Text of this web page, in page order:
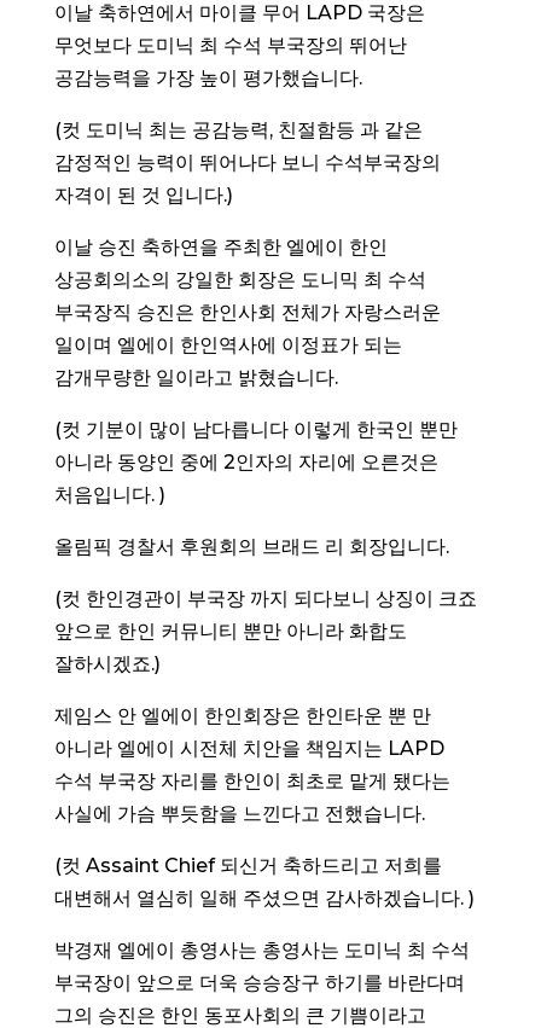
이날 축하연에서 마이클 무어 LAPD 국장은
무엇보다 도미닉 최 수석 부국장의 뛰어난
공감능력을 가장 높이 평가했습니다.
(컷 도미닉 최는 공감능력, 친절함등 과 같은
감정적인 능력이 뛰어나다 보니 수석부국장의
자격이 된 것 입니다.)
이날 승진 축하연을 주최한 엘에이 한인
상공회의소의 강일한 회장은 도니믹 최 수석
부국장직 승진은 한인사회 전체가 자랑스러운
일이며 엘에이 한인역사에 이정표가 되는
감개무량한 일이라고 밝혔습니다.
(컷 기분이 많이 남다릅니다 이렇게 한국인 뿐만
아니라 동양인 중에 2인자의 자리에 오른것은
처음입니다. )
올림픽 경찰서 후원회의 브래드 리 회장입니다.
(컷 한인경관이 부국장 까지 되다보니 상징이 크죠
앞으로 한인 커뮤니티 뿐만 아니라 화합도
잘하시겠죠.)
제임스 안 엘에이 한인회장은 한인타운 뿐 만
아니라 엘에이 시전체 치안을 책임지는 LAPD
수석 부국장 자리를 한인이 최초로 맡게 됐다는
사실에 가슴 뿌듯함을 느낀다고 전했습니다.
(컷 Assaint Chief 되신거 축하드리고 저희를
대변해서 열심히 일해 주셨으면 감사하겠습니다. )
박경재 엘에이 총영사는 총영사는 도미닉 최 수석
부국장이 앞으로 더욱 승승장구 하기를 바란다며
그의 승진은 한인 동포사회의 큰 기쁨이라고